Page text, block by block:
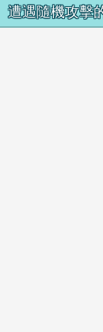
遭遇隨機攻擊